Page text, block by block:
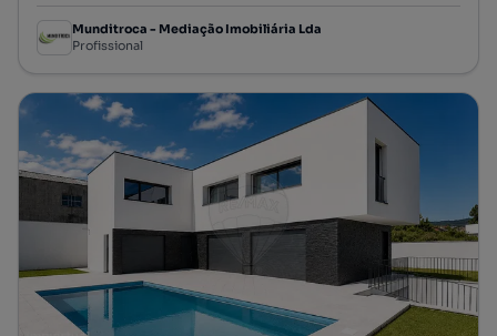
Munditroca - Mediação Imobiliária Lda
Profissional